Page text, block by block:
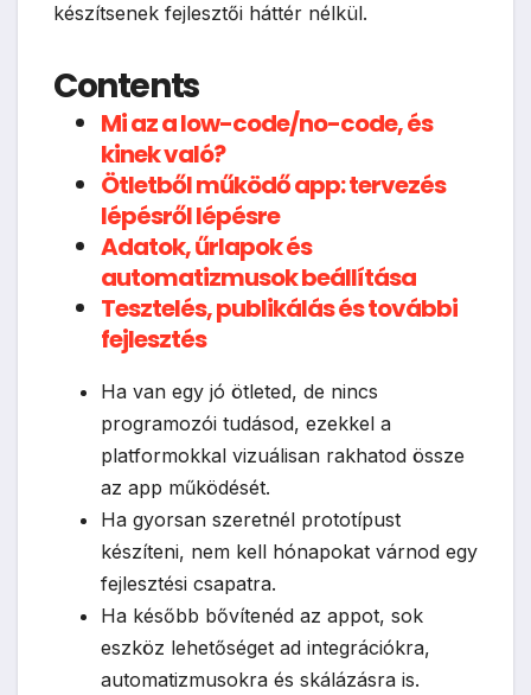
készítsenek fejlesztői háttér nélkül.
Contents
Mi az a low-code/no-code, és
kinek való?
Ötletből működő app: tervezés
lépésről lépésre
Adatok, űrlapok és
automatizmusok beállítása
Tesztelés, publikálás és további
fejlesztés
Ha van egy jó ötleted, de nincs
programozói tudásod, ezekkel a
platformokkal vizuálisan rakhatod össze
az app működését.
Ha gyorsan szeretnél prototípust
készíteni, nem kell hónapokat várnod egy
fejlesztési csapatra.
Ha később bővítenéd az appot, sok
eszköz lehetőséget ad integrációkra,
automatizmusokra és skálázásra is.